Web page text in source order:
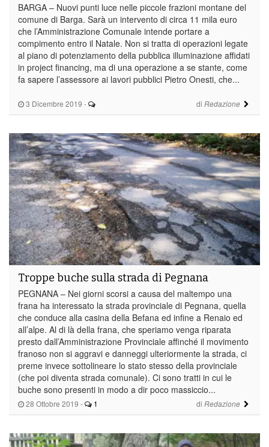
3 Dicembre 2019 - di Redazione
BARGA – Nuovi punti luce nelle piccole frazioni montane del
comune di Barga. Sarà un intervento di circa 11 mila euro
che l’Amministrazione Comunale intende portare a
compimento entro il Natale. Non si tratta di operazioni legate
al piano di potenziamento della pubblica illuminazione affidati
in project financing, ma di una operazione a se stante, come
fa sapere l’assessore ai lavori pubblici Pietro Onesti, che...
28 Ottobre 2019 - 1 di Redazione
Troppe buche sulla strada di Pegnana
PEGNANA – Nei giorni scorsi a causa del maltempo una
frana ha interessato la strada provinciale di Pegnana, quella
che conduce alla casina della Befana ed infine a Renaio ed
all’alpe. Al di là della frana, che speriamo venga riparata
presto dall’Amministrazione Provinciale affinché il movimento
franoso non si aggravi e danneggi ulteriormente la strada, ci
preme invece sottolineare lo stato stesso della provinciale
(che poi diventa strada comunale). Ci sono tratti in cui le
buche sono presenti in modo a dir poco massiccio...